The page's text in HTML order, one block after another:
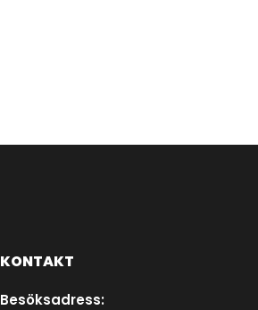
KONTAKT
Besöksadress: